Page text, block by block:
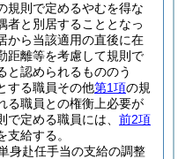
規則で定めるやむを得な
者と別居することとなっ
から当該適用の直後に在
距離等を考慮して規則で
と認められるもののう
する職員その他第1項の規
る職員との権衡上必要が
定める職員には、 前2項
給する。
身赴任手当の支給の調整